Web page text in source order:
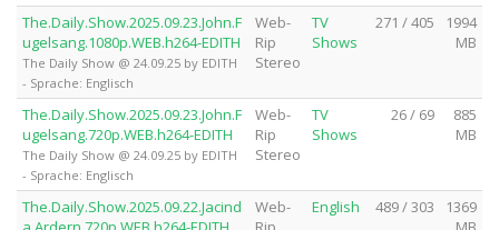
The.Daily.Show.2025.09.23.John.F
ugelsang.1080p.WEB.h264-EDITH
The Daily Show @ 24.09.25 by EDITH
- Sprache: Englisch
Web-
Rip
Stereo
TV
Shows
271 / 405
1994
MB
The.Daily.Show.2025.09.23.John.F
ugelsang.720p.WEB.h264-EDITH
The Daily Show @ 24.09.25 by EDITH
- Sprache: Englisch
Web-
Rip
Stereo
TV
Shows
26 / 69
885
MB
The.Daily.Show.2025.09.22.Jacind
Web-
English 489 / 303
1369